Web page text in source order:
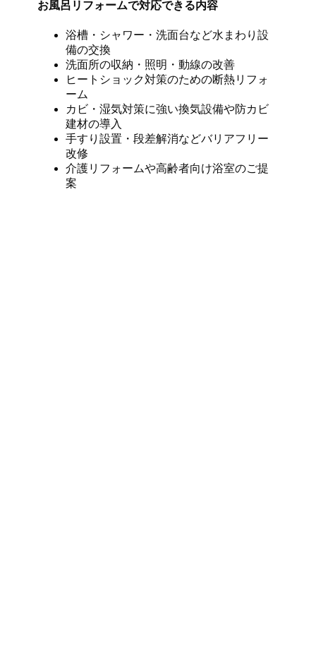
お風呂リフォームで対応できる内容
浴槽・シャワー・洗面台など水まわり設
備の交換
洗面所の収納・照明・動線の改善
ヒートショック対策のための断熱リフォ
ーム
カビ・湿気対策に強い換気設備や防カビ
建材の導入
手すり設置・段差解消などバリアフリー
改修
介護リフォームや高齢者向け浴室のご提
案